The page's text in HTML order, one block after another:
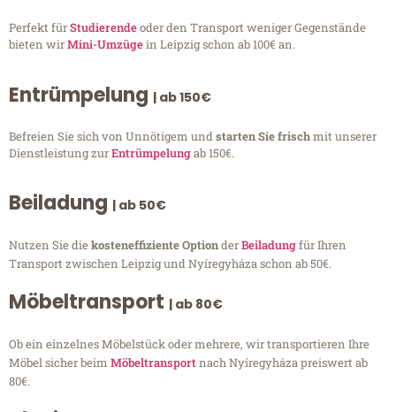
Perfekt fürStudierendeoder den Transport weniger Gegenstände
bieten wirMini-Umzügein Leipzig schon ab 100€ an.
Entrümpelung | ab 150€
Befreien Sie sich von Unnötigem undstarten Sie frischmit unserer
Dienstleistung zurEntrümpelungab 150€.
Beiladung | ab 50€
Nutzen Sie diekosteneffiziente OptionderBeiladungfür Ihren
Transport zwischen Leipzig und Nyíregyháza schon ab 50€.
Möbeltransport | ab 80€
Ob ein einzelnes Möbelstück oder mehrere, wir transportieren Ihre
Möbel sicher beim Möbeltransportnach Nyíregyháza preiswert ab
80€.